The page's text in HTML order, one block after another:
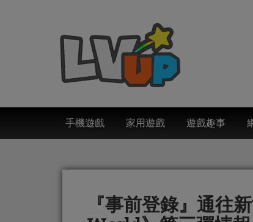
手機遊戲 家用遊戲 遊戲趣事
『事前登錄』通往